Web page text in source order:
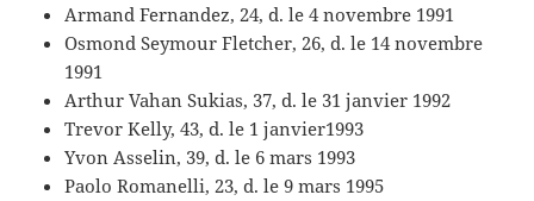
Armand Fernandez, 24, d. le 4 novembre 1991
Osmond Seymour Fletcher, 26, d. le 14 novembre
1991
Arthur Vahan Sukias, 37, d. le 31 janvier 1992
Trevor Kelly, 43, d. le 1 janvier1993
Yvon Asselin, 39, d. le 6 mars 1993
Paolo Romanelli, 23, d. le 9 mars 1995